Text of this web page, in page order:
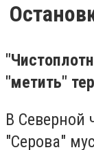
"метить"
В Северной
"Серова"